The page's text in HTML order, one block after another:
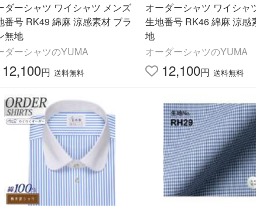
ダーシャツ ワイシャツ メンズ
番号 RK49 綿麻 涼感素材 ブラ
無地
ダーシャツのYUMA
円 送料無料
オーダーシャツ ワイシャ
生地番号 RK46 綿麻 涼感
地
オーダーシャツのYUMA
12,100円 送料無料